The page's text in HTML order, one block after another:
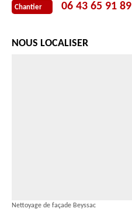
Chantier 06 43 65 91 89
NOUS LOCALISER
Nettoyage de façade Beyssac